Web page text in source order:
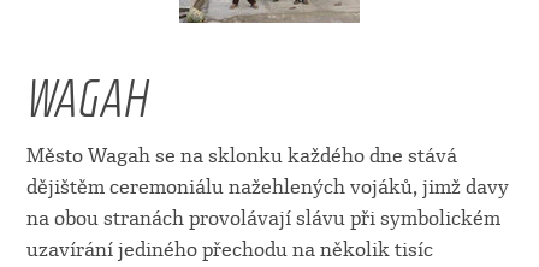
WAGAH
Město Wagah se na sklonku každého dne stává
dějištěm ceremoniálu nažehlených vojáků, jimž davy
na obou stranách provolávají slávu při symbolickém
uzavírání jediného přechodu na několik tisíc